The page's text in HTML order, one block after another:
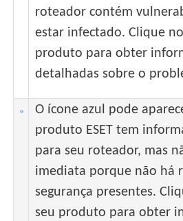
roteador contém
estar infectado. Clique
produto para obter
detalhadas sobre o
O ícone azul pode
produto ESET tem
para seu roteador, mas
imediata porque não há
segurança presentes.
seu produto para obter